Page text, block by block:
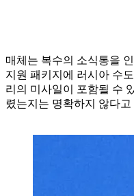
매체는 복수의 소식통을
지원 패키지에 러시아 수
리의 미사일이 포함될 수
렸는지는 명확하지 않다고